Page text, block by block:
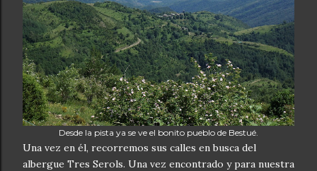
Desde la pista ya se ve el bonito pueblo de Bestué.
Una vez en él, recorremos sus calles en busca del
albergue Tres Serols. Una vez encontrado y para nuestra